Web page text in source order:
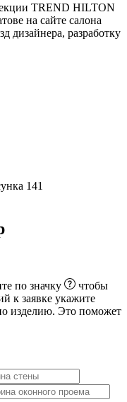
TREND HILTON
на сайте салона
дизайнера, разработку
141
по значку
чтобы
к заявке укажите
изделию. Это поможет